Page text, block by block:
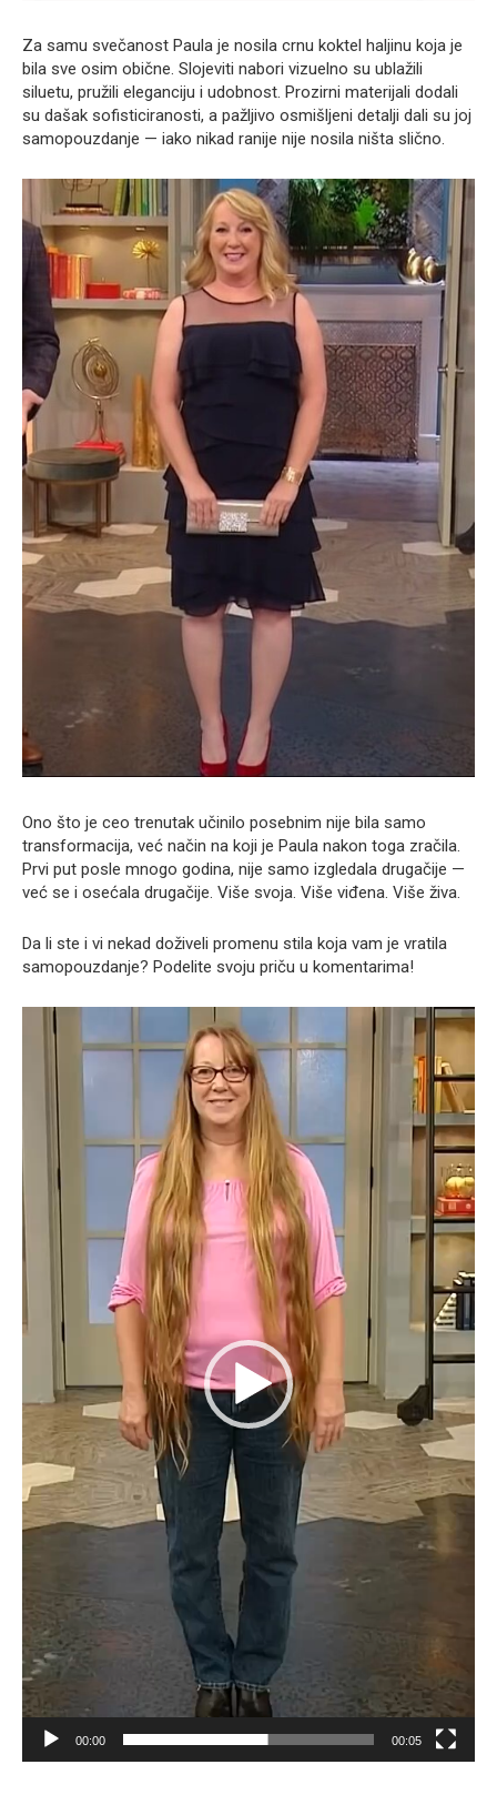
Za samu svečanost Paula je nosila crnu koktel haljinu koja je
bila sve osim obične. Slojeviti nabori vizuelno su ublažili
siluetu, pružili eleganciju i udobnost. Prozirni materijali dodali
su dašak sofisticiranosti, a pažljivo osmišljeni detalji dali su joj
samopouzdanje — iako nikad ranije nije nosila ništa slično.
Ono što je ceo trenutak učinilo posebnim nije bila samo
transformacija, već način na koji je Paula nakon toga zračila.
Prvi put posle mnogo godina, nije samo izgledala drugačije —
već se i osećala drugačije. Više svoja. Više viđena. Više živa.
Da li ste i vi nekad doživeli promenu stila koja vam je vratila
samopouzdanje? Podelite svoju priču u komentarima!
Прегледач
видео
записа
00:00 00:05